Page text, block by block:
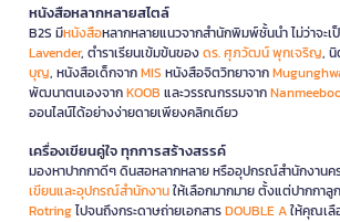
หนังสือหลากหลายสไตล์
B2S มีหนังสือหลากหลายแนวจากสำนักพิมพ์ชั้นนำ ไม่ว่าจะ
Lavender, ตำราเรียนเข้มข้นของดร. ศุภวัฒน์ พุกเจริญ,
บุญ, หนังสือเด็กจากMIS หนังสือจิตวิทยาจาก
พัฒนาตนเองจากKOOB และวรรณกรรมจาก
ออนไลน์ได้อย่างง่ายดายเพียงคลิกเดียว
เครื่องเขียนคู่ใจ ทุกการสร้างสรรค์
มองหาปากกาดีๆ ดินสอหลากหลาย หรืออุปกรณ์สำนักงานค
เขียนและอุปกรณ์สำนักงานให้เลือกมากมาย ตั้งแต่ปากกาลู
Rotringไปจนถึงกระดาษถ่ายเอกสารDOUBLE Aให้คุณเลื